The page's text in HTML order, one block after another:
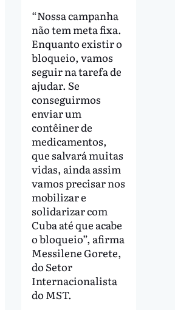
“Nossa campanha
não tem meta fixa.
Enquanto existir o
bloqueio, vamos
seguir na tarefa de
ajudar. Se
conseguirmos
enviar um
contêiner de
medicamentos,
que salvará muitas
vidas, ainda assim
vamos precisar nos
mobilizar e
solidarizar com
Cuba até que acabe
o bloqueio”, afirma
Messilene Gorete,
do Setor
Internacionalista
do MST.